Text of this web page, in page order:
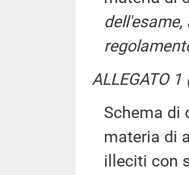
ALLEGATO
Schema di
materia di
illeciti con